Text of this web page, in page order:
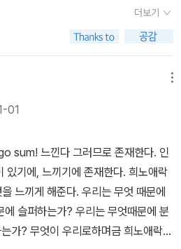
할 필요가 있게 된다. -214쪽동물을 보
게 되면 그들의 미래는 사라질 것이다.
수 있는 유일한 방법은 그들의 서식지
리(미래학자)-251쪽1945년 8월 15
게는꿈에 그리던 해방...그러나 콰이
갈 수 없었다.그들을 기다리고 있는 것
사형B/C급 조선인 전범 23명 사형
사형을 면한나머지 조선인들은1957
다.출소 후 한 사람은 목을 매었고또
어스스로 목숨을 끊었다. -268쪽19
소는 심리 중 사망한 2인과 정신 이상
명에 대하여 전원 유죄를 인정, 교수
했던 골목길이 이제는 찾아보기 힘들다
고, 잘 우는 것이 정신 건강에 좋으니
참 많은 위안이 된다. 시사in의 탄생
, 투철한 직업의식을 가진 멋진 기자
힘을 이끌어내어 이 사회가 움직일
FTA와 무서운 광우병에 대한 글을
자들이 위로받는 세상이 되기를 간절
이 시리즈를 읽을수록 정신이 깨어나
e 영상 활용하는데, 활자로 다시 만나
기가 작은 것은 조금 아쉽다. 여기
깜놀. 오늘 본 지식 책 속에 이 사진이
을 참기보단 배출하고, 친구간의 일상
다는 생각이 들었다..'喜'에서 느낀 감
제이미의 요리가 맛이 없다고 할 정도
제로 입원되는 정신병원, 누구를 위
폭탄으로 이용당한 가미카제, 그리고
청계천 철거민들...요즘 뉴스를 통해
펀지 같은 방송을 통해 유해음식물
읽으면 읽을수록 화가 나게 되는.. 이
슬픔이 같이 느껴지는...다행히 마지
으로 한권의 책을 기분좋게 마무리할
를 외치는 스티브 원더의 노래가
플린의 까만 모자와 콧수염, 광대같은
더보기
01
sum! 느낀다 그러므로 존재한다. 인
있기에, 느끼기에 존재한다. 희노애락
느끼게 해준다. 우리는 무엇 때문에
슬퍼하는가? 우리는 무엇때문에 분
가? 무엇이 우리로하며금 희노애락이